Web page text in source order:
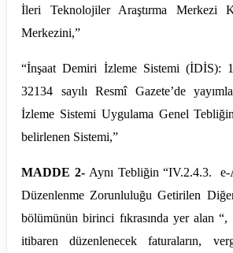
İleri Teknolojiler Araştırma Merkezi
Merkezini,”
“İnşaat Demiri İzleme Sistemi (İDİS):
32134 sayılı Resmî Gazete’de
İzleme Sistemi Uygulama Genel
belirlenen Sistemi,”
MADDE 2-Aynı Tebliğin “IV.2.4.3. e-
Düzenlenme Zorunluluğu Getirilen
bölümünün birinci fıkrasında yer alan
itibaren düzenlenecek faturaların,